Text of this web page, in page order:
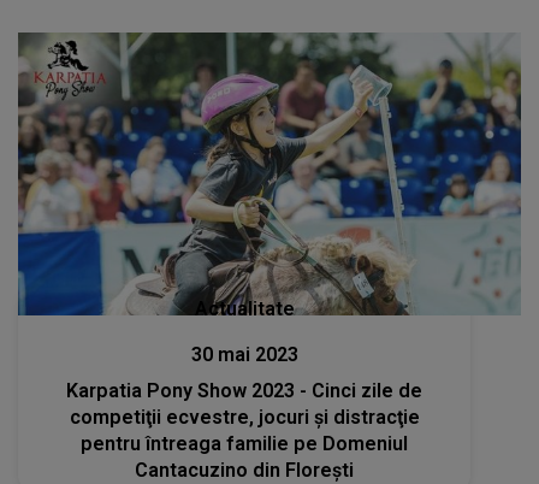
Actualitate
30 mai 2023
Karpatia Pony Show 2023 - Cinci zile de
competiţii ecvestre, jocuri şi distracţie
pentru întreaga familie pe Domeniul
Cantacuzino din Floreşti